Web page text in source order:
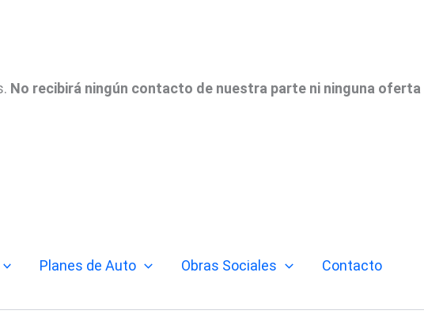
No recibirá ningún contacto de nuestra parte ni ninguna oferta
Planes de Auto Obras Sociales Contacto